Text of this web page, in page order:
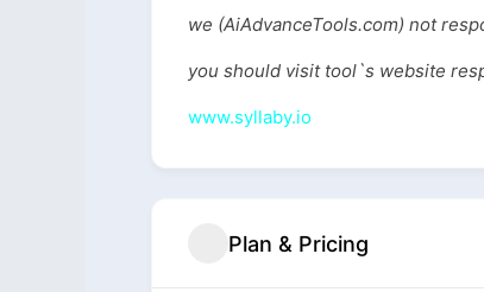
we (AiAdvanceTools.com) not
you should visit tool`s website
www.syllaby.io
Plan & Pricing